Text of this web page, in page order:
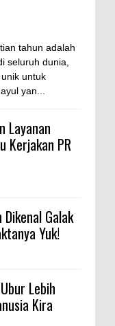
tahun adalah
seluruh dunia,
untuk
yan...
Layanan
Kerjakan PR
Galak
Yuk!
Lebih
Kira